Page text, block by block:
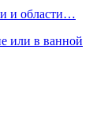
и области…
или в ванной